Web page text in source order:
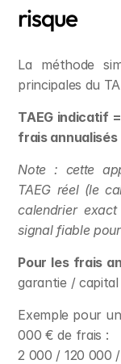
risque
La méthode
principales du
TAEG indicatif
frais annualisés
Note : cette
TAEG réel (le
calendrier
signal fiable
Pour les frais
garantie /
Exemple pour
000 € de frais :
2 000 / 120 000